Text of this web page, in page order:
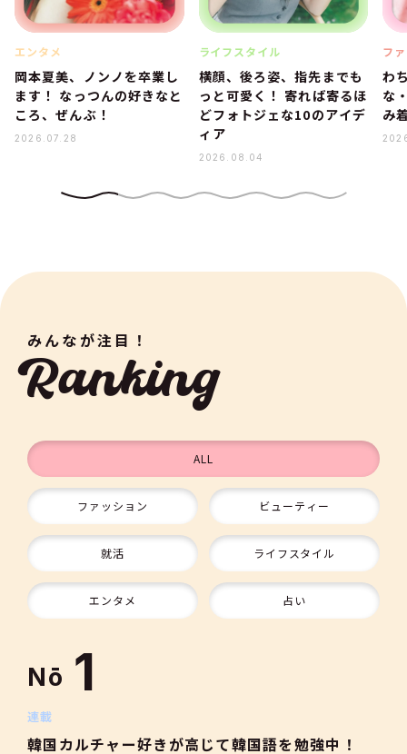
エンタメ
岡本夏美、ノンノを卒業し
ます！ なっつんの好きなと
ころ、ぜんぶ！
2026.07.28
ライフスタイル
横顔、後ろ姿、指先までも
っと可愛く！ 寄れば寄るほ
どフォトジェな10のアイデ
ィア
2026.08.04
フ
わ
な
み
みんなが注目！
Ranking
ALL
ファッション ビューティー
就活 ライフスタイル
エンタメ 占い
Nō
9
10
1
2
連載
韓国カルチャー好きが高じて韓国語を勉強中！